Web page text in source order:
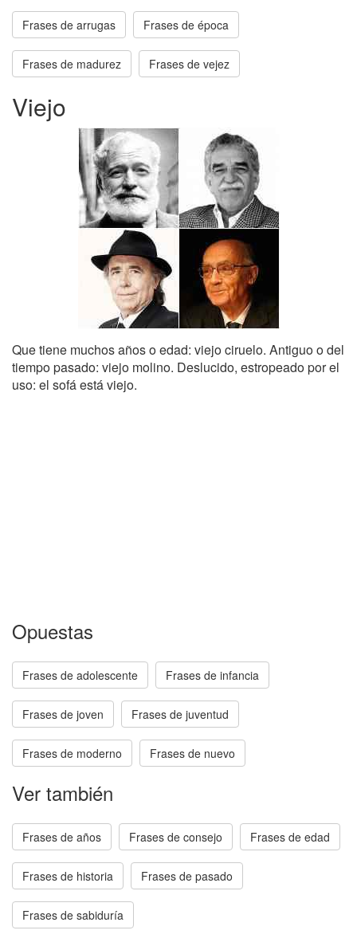
Frases de arrugas Frases de época
Frases de madurez Frases de vejez
Viejo
Que tiene muchos años o edad: viejo ciruelo. Antiguo o del
tiempo pasado: viejo molino. Deslucido, estropeado por el
uso: el sofá está viejo.
Opuestas
Frases de adolescente Frases de infancia
Frases de joven Frases de juventud
Frases de moderno Frases de nuevo
Ver también
Frases de años Frases de consejo Frases de edad
Frases de historia Frases de pasado
Frases de sabiduría